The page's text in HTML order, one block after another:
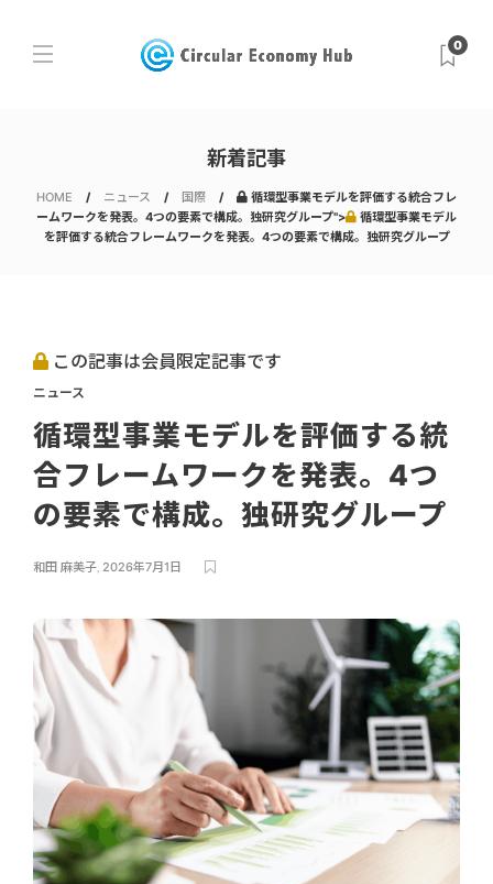
0
新着記事
HOME ニュース 国際
循環型事業モデルを評価する統合フレ
ームワークを発表。4つの要素で構成。独研究グループ">
循環型事業モデル
を評価する統合フレームワークを発表。4つの要素で構成。独研究グループ
この記事は会員限定記事です
ニュース
循環型事業モデルを評価する統
合フレームワークを発表。4つ
の要素で構成。独研究グループ
和田 麻美子, 2026年7月1日